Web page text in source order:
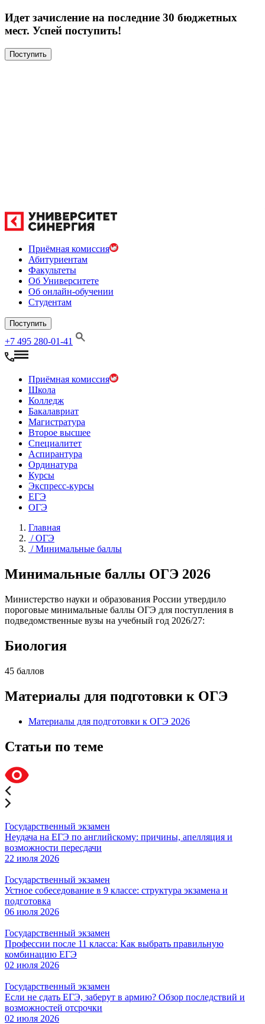
Идет зачисление на последние 30 бюджетных
мест. Успей поступить!
Поступить
Приёмная комиссия
Абитуриентам
Факультеты
Об Университете
Об онлайн-обучении
Студентам
Поступить
+7 495 280-01-41
Приёмная комиссия
Школа
Колледж
Бакалавриат
Магистратура
Второе высшее
Специалитет
Аспирантура
Ординатура
Курсы
Экспресс-курсы
ЕГЭ
ОГЭ
Главная
/ОГЭ
/Минимальные баллы
Минимальные баллы ОГЭ 2026
Министерство науки и образования России утвердило
пороговые минимальные баллы ОГЭ для поступления в
подведомственные вузы на учебный год 2026/27:
Биология
45 баллов
Материалы для подготовки к ОГЭ
Материалы для подготовки к ОГЭ 2026
Статьи по теме
Государственный экзамен
Неудача на ЕГЭ по английскому: причины, апелляция и
возможности пересдачи
22 июля 2026
Государственный экзамен
Устное собеседование в 9 классе: структура экзамена и
подготовка
06 июля 2026
Государственный экзамен
Профессии после 11 класса: Как выбрать правильную
комбинацию ЕГЭ
02 июля 2026
Государственный экзамен
Если не сдать ЕГЭ, заберут в армию? Обзор последствий и
возможностей отсрочки
02 июля 2026